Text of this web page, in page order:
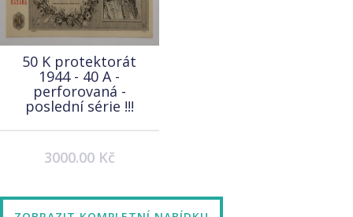
50 K protektorát
1944 - 40 A -
perforovaná -
poslední série !!!
3000.00 Kč